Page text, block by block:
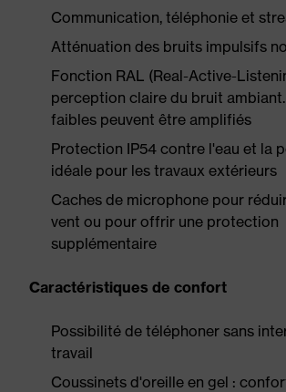
Communication, téléphonie et
Atténuation des bruits impulsifs
Fonction RAL (Real-Active-
perception claire du bruit
faibles peuvent être amplifiés
Protection IP54 contre l'eau et la
idéale pour les travaux extérieurs
Caches de microphone pour
vent ou pour offrir une protection
supplémentaire
Caractéristiques de confort
Possibilité de téléphoner sans
travail
Coussinets d'oreille en gel :